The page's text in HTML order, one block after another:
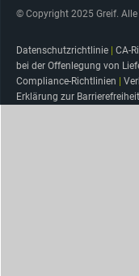
© Copyright 2025 Greif. Alle
Datenschutzrichtlinie CA-
bei der Offenlegung von
Compliance-Richtlinien
Erklärung zur Barrierefreiheit